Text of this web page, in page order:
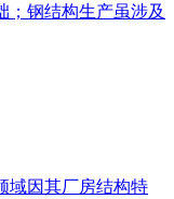
；钢结构生产虽涉及
域因其厂房结构特